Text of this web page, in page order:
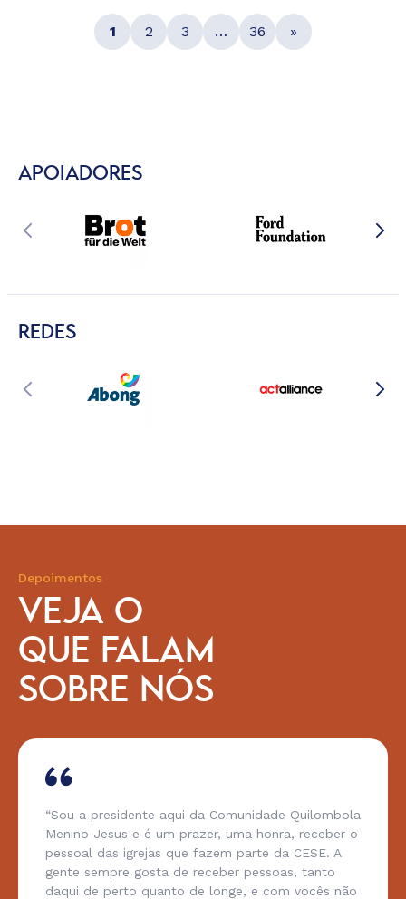
1 2 3 … 36 »
APOIADORES
REDES
Depoimentos
VEJA O
QUE FALAM
SOBRE NÓS
“Sou a presidente aqui da Comunidade Quilombola
Menino Jesus e é um prazer, uma honra, receber o
pessoal das igrejas que fazem parte da CESE. A
gente sempre gosta de receber pessoas, tanto
daqui de perto quanto de longe, e com vocês não